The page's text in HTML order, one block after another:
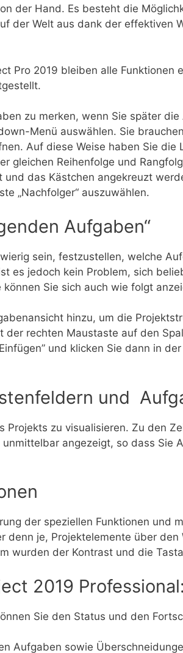
der Hand. Es besteht die
der Welt aus dank der effektiven
Pro 2019 bleiben alle Funktionen
zu merken, wenn Sie später
Menü auswählen. Sie
Auf diese Weise haben Sie
gleichen Reihenfolge und
das Kästchen angekreuzt
„Nachfolger“ auszuwählen.
Aufgaben“
sein, festzustellen, welche
es jedoch kein Problem, sich
Sie sich auch wie folgt
hinzu, um die
der rechten Maustaste auf den
und klicken Sie dann in
und
zu visualisieren. Zu den
angezeigt, so dass Sie
der speziellen Funktionen und
denn je, Projektelemente über
wurden der Kontrast und die
2019 Professional:
Sie den Status und den
Aufgaben sowie